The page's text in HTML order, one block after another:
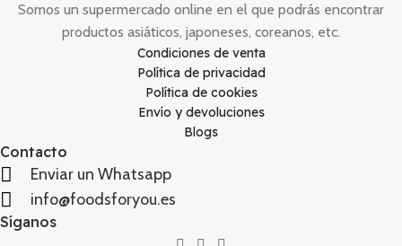
Somos un supermercado online en el que podrás encontrar
productos asiáticos, japoneses, coreanos, etc.
Condiciones de venta
Política de privacidad
Política de cookies
Envío y devoluciones
Blogs
Contacto
Enviar un Whatsapp
info@foodsforyou.es
Síganos